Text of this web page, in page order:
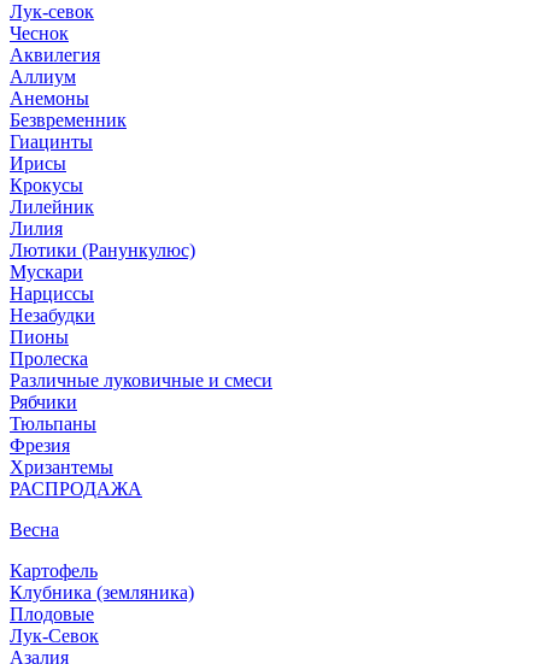
Лук-севок
Чеснок
Аквилегия
Аллиум
Анемоны
Безвременник
Гиацинты
Ирисы
Крокусы
Лилейник
Лилия
Лютики (Ранункулюс)
Мускари
Нарцисcы
Незабудки
Пионы
Пролеска
Различные луковичные и смеси
Рябчики
Тюльпаны
Фрезия
Хризантемы
РАСПРОДАЖА
Весна
Картофель
Клубника (земляника)
Плодовые
Лук-Севок
Азалия